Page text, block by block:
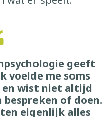
geeft
voelde me soms
en wist niet altijd
of doen.
eigenlijk alles